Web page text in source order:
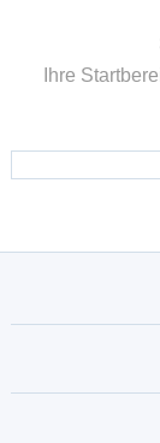
Ihre